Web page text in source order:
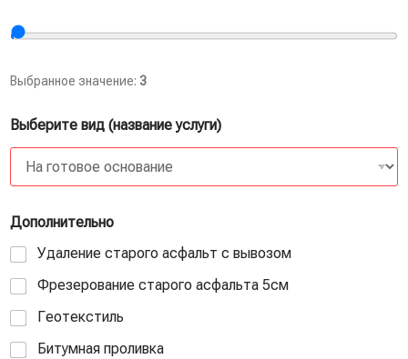
Выбранное значение: 3
Выберите вид (название услуги)
Дополнительно
Удаление старого асфальт с вывозом
Фрезерование старого асфальта 5см
Геотекстиль
Битумная проливка